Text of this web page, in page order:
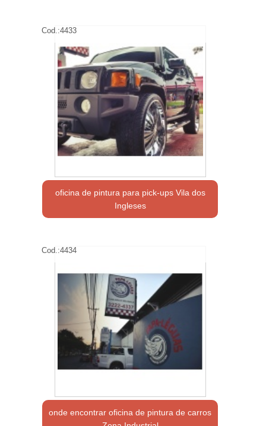
Cod.:4433
oficina de pintura para pick-ups Vila dos
Ingleses
Cod.:4434
onde encontrar oficina de pintura de carros